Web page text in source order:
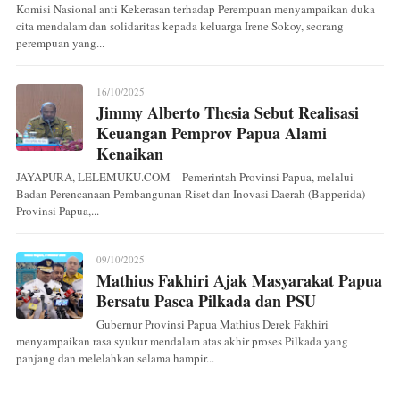
Komisi Nasional anti Kekerasan terhadap Perempuan menyampaikan duka
cita mendalam dan solidaritas kepada keluarga Irene Sokoy, seorang
perempuan yang...
16/10/2025
Jimmy Alberto Thesia Sebut Realisasi
Keuangan Pemprov Papua Alami
Kenaikan
JAYAPURA, LELEMUKU.COM – Pemerintah Provinsi Papua, melalui
Badan Perencanaan Pembangunan Riset dan Inovasi Daerah (Bapperida)
Provinsi Papua,...
09/10/2025
Mathius Fakhiri Ajak Masyarakat Papua
Bersatu Pasca Pilkada dan PSU
Gubernur Provinsi Papua Mathius Derek Fakhiri
menyampaikan rasa syukur mendalam atas akhir proses Pilkada yang
panjang dan melelahkan selama hampir...